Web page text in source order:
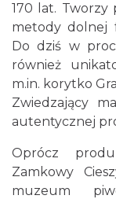
170 lat. Tworzy
metody dolnej
Do dziś w
również
m.in. korytko
Zwiedzający
autentycznej
Oprócz
Zamkowy
muzeum